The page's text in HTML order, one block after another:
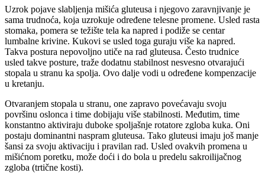
Uzrok pojave slabljenja mišića gluteusa i njegovo zaravnjivanje je
sama trudnoća, koja uzrokuje određene telesne promene. Usled rasta
stomaka, pomera se težište tela ka napred i podiže se centar
lumbalne krivine. Kukovi se usled toga guraju više ka napred.
Takva postura nepovoljno utiče na rad gluteusa. Često trudnice
usled takve posture, traže dodatnu stabilnost nesvesno otvarajući
stopala u stranu ka spolja. Ovo dalje vodi u određene kompenzacije
u kretanju.
Otvaranjem stopala u stranu, one zapravo povećavaju svoju
površinu oslonca i time dobijaju više stabilnosti. Međutim, time
konstantno aktiviraju duboke spoljašnje rotatore zgloba kuka. Oni
postaju dominantni naspram gluteusa. Tako gluteusi imaju još manje
šansi za svoju aktivaciju i pravilan rad. Usled ovakvih promena u
mišićnom poretku, može doći i do bola u predelu sakroilijačnog
zgloba (trtične kosti).